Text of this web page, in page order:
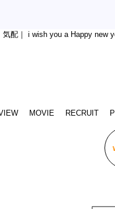
気配｜ i wish you a Happy new
MOVIE RECRUIT